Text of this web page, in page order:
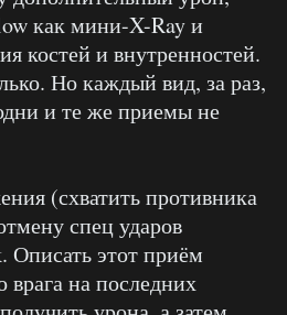
как мини-X-Ray и
костей и внутренностей.
Но каждый вид, за раз,
и те же приемы не
(схватить противника
спец ударов
Описать этот приём
врага на последних